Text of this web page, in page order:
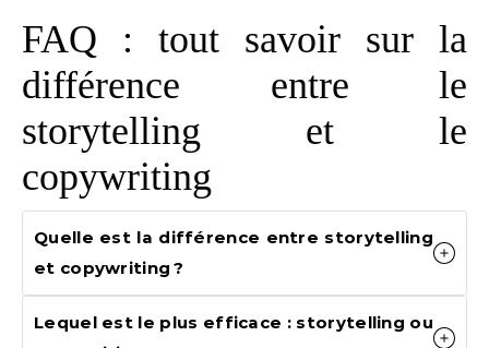
FAQ : tout savoir sur la
différence entre le
storytelling et le
copywriting
Quelle est la différence entre storytelling
et copywriting ?
Lequel est le plus efficace : storytelling ou